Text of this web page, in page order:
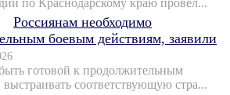
по Краснодарскому краю провел...
Россиянам необходимо
боевым действиям, заявили
готовой к продолжительным
соответствующую стра...